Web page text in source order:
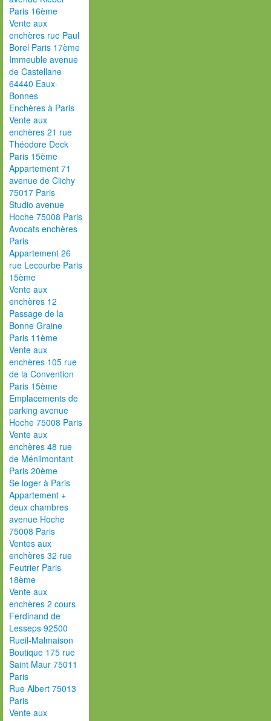
Paris 16ème
Vente aux
enchères rue Paul
Borel Paris 17ème
Immeuble avenue
de Castellane
64440 Eaux-
Bonnes
Enchères à Paris
Vente aux
enchères 21 rue
Théodore Deck
Paris 15ème
Appartement 71
avenue de Clichy
75017 Paris
Studio avenue
Hoche 75008 Paris
Avocats enchères
Paris
Appartement 26
rue Lecourbe Paris
15ème
Vente aux
enchères 12
Passage de la
Bonne Graine
Paris 11ème
Vente aux
enchères 105 rue
de la Convention
Paris 15ème
Emplacements de
parking avenue
Hoche 75008 Paris
Vente aux
enchères 48 rue
de Ménilmontant
Paris 20ème
Se loger à Paris
Appartement +
deux chambres
avenue Hoche
75008 Paris
Ventes aux
enchères 32 rue
Feutrier Paris
18ème
Vente aux
enchères 2 cours
Ferdinand de
Lesseps 92500
Rueil-Malmaison
Boutique 175 rue
Saint Maur 75011
Paris
Rue Albert 75013
Paris
Vente aux